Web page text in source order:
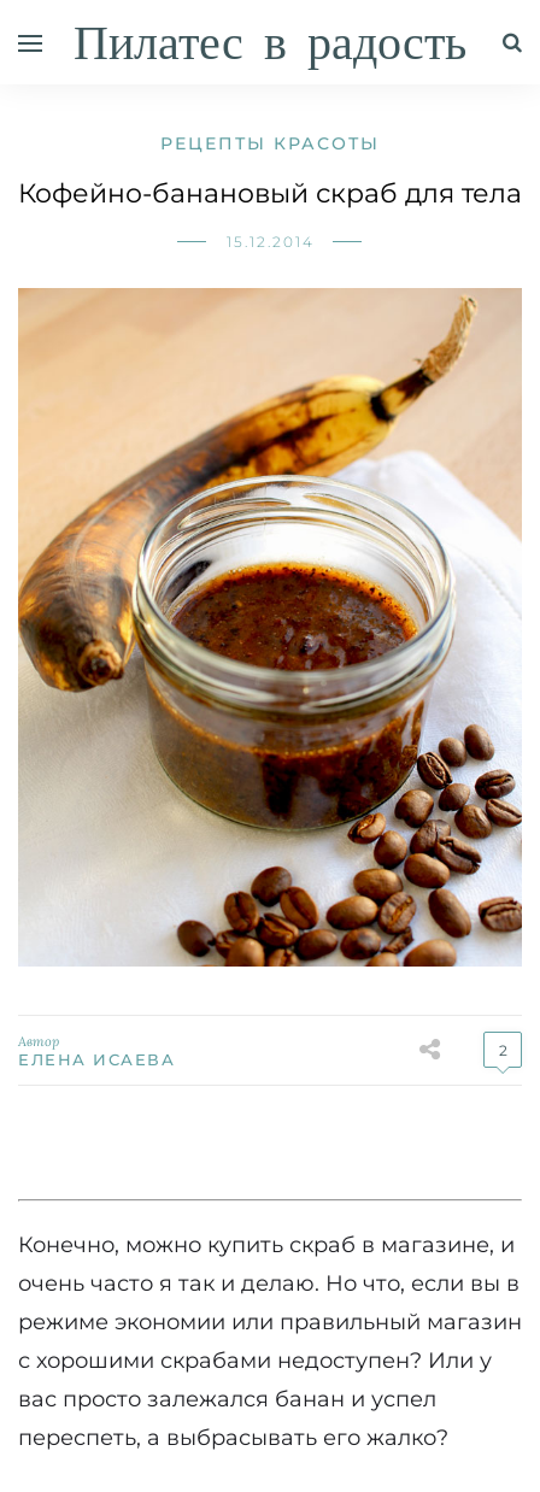
Пилатес в радость
РЕЦЕПТЫ КРАСОТЫ
Кофейно-банановый скраб для тела
15.12.2014
Автор
ЕЛЕНА ИСАЕВА 2
Конечно, можно купить скраб в магазине, и
очень часто я так и делаю. Но что, если вы в
режиме экономии или правильный магазин
с хорошими скрабами недоступен? Или у
вас просто залежался банан и успел
переспеть, а выбрасывать его жалко?